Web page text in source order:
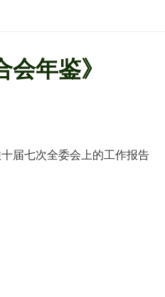
会年鉴》
届七次全委会上的工作报告